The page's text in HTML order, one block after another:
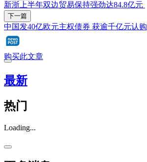
新浙上半年双边贸易保持强劲达84.8亿元
下一篇
中国发40亿欧元主权债券 获逾千亿元认购
购买此文章
最新
热门
Loading...